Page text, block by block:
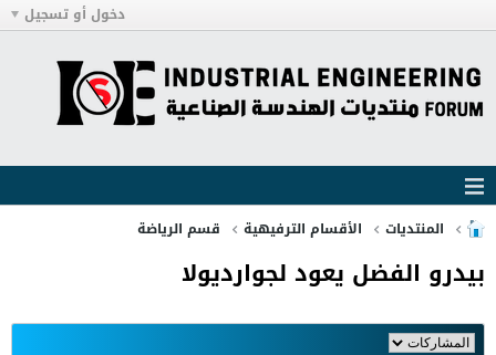
دخول أو تسجيل
المنتديات الأقسام الترفيهية قسم الرياضة
بيدرو الفضل يعود لجوارديولا